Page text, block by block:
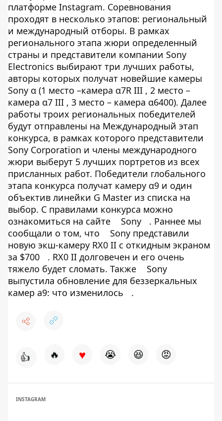
платформе Instagram. Соревнования
проходят в несколько этапов: региональный
и международный отборы. В рамках
регионального этапа жюри определенный
страны и представители компании Sony
Electronics выбирают три лучших работы,
авторы которых получат новейшие камеры
Sony α (1 место –камера α7R III , 2 место –
камера α7 III , 3 место – камера α6400). Далее
работы троих региональных победителей
будут отправлены на Международный этап
конкурса, в рамках которого представители
Sony Corporation и члены международного
жюри выберут 5 лучших портретов из всех
присланных работ. Победители глобального
этапа конкурса получат камеру α9 и один
объектив линейки G Master из списка на
выбор. С правилами конкурса можно
ознакомиться на сайте
Sony
. Раннее мы
сообщали о том, что
Sony представили
новую экш-камеру RX0 II с откидным экраном
за $700
. RX0 II долговечен и его очень
тяжело будет сломать. Также
Sony
выпустила обновление для беззеркальных
камер a9: что изменилось
.
👍 🔥 ♥ 😭 😆 😡
INSTAGRAM